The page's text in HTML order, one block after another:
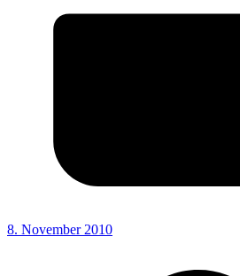
8. November 2010